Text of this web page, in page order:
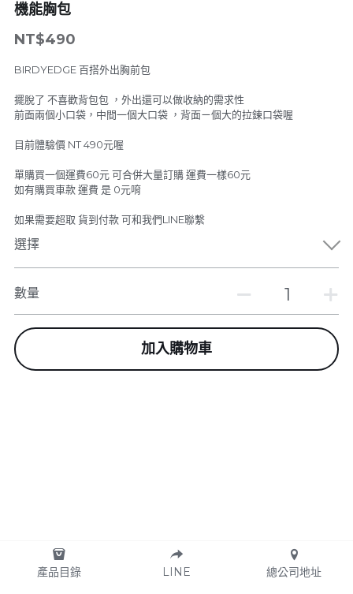
機能胸包
NT$490
BIRDYEDGE 百搭外出胸前包
擺脫了 不喜歡背包包 ，外出還可以做收納的需求性
前面兩個小口袋，中間一個大口袋 ，背面ㄧ個大的拉鍊口袋喔
目前體驗價 NT 490元喔
單購買一個運費60元 可合併大量訂購 運費一樣60元
如有購買車款 運費 是 0元唷
如果需要超取 貨到付款 可和我們LINE聯繫
選擇
數量
加入購物車
產品目錄 LINE 總公司地址